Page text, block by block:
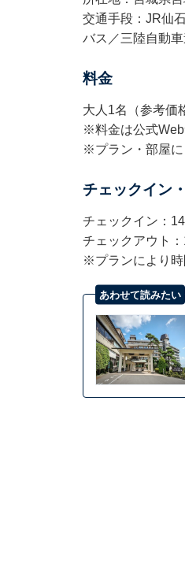
交通手段：JR仙
バス／三陸自動
料金
大人1名（参考価
※料金は公式
※プラン・部屋
チェックイン
チェックイン：
チェックアウト
※プランにより時
あわせて読みたい